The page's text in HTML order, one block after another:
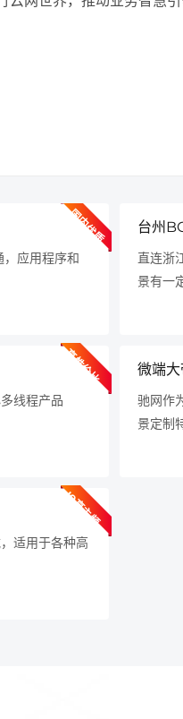
国
内
优
质
节
点
应用程序和
台州
直连浙
景有一
高性价比
线程产品
微端
驰网作
景定制
I9高主频
适用于各种高